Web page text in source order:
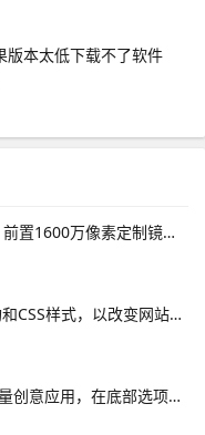
本太低下载不了软件
GB内存和64GB128GB存储，前置1600万像素定制镜头，电池容量为4000mAh这款新机的上市将进一步丰富魅族的产品线，满足更多消费者。2、一下载OurPlay 步骤首先，你需要在魅族16xs手机上访
html或htm，编辑HTML结构和CSS样式，以改变网站的外观和布局。
步骤 1进入“我的”页面打开巨量创意应用，在底部选项中点击右下角的“我的”步骤 2打开设置中心在“我的”页面中，找到并点击“设置中心”选项步骤 3选择退出登录在设置中心界面中，滑动至底部，点击“退出登录”按钮注意